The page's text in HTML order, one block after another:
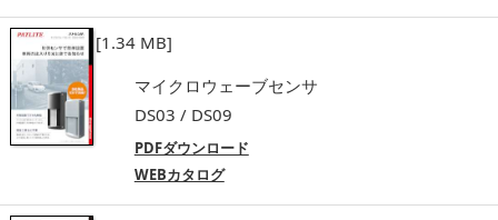
[1.34 MB]
マイクロウェーブセンサ
DS03 / DS09
PDFダウンロード
WEBカタログ